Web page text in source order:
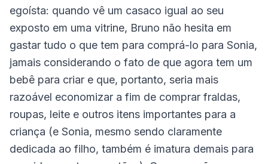
egoísta: quando vê um casaco igual ao seu
exposto em uma vitrine, Bruno não hesita em
gastar tudo o que tem para comprá-lo para Sonia,
jamais considerando o fato de que agora tem um
bebê para criar e que, portanto, seria mais
razoável economizar a fim de comprar fraldas,
roupas, leite e outros itens importantes para a
criança (e Sonia, mesmo sendo claramente
dedicada ao filho, também é imatura demais para